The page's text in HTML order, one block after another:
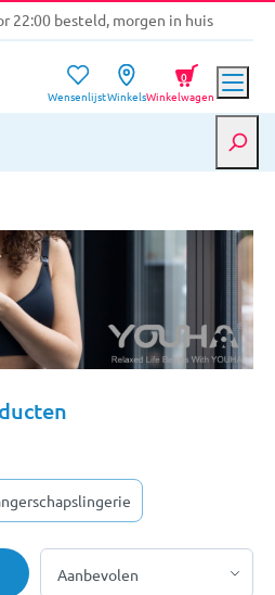
22:00 besteld, morgen in huis
vanaf €39,-
22:00 besteld, morgen in huis
WensenlijstWinkelsWinkelwagen
0